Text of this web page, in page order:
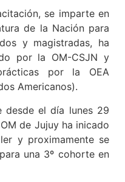
se imparte en
de la Nación para
y magistradas, ha
por la OM-CSJN y
por la OEA
Americanos).
desde el día lunes 29
de Jujuy ha inicado
y proximamente se
una 3º cohorte en